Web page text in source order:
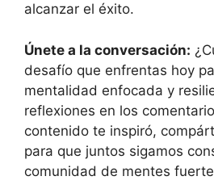
alcanzar el éxito.
Únete a la conversación:
desafío que enfrentas hoy
mentalidad enfocada y
reflexiones en los
contenido te inspiró,
para que juntos sigamos
comunidad de mentes